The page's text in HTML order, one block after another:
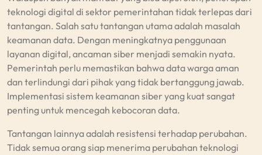
teknologi digital di sektor pemerintahan tidak terlepas dari
tantangan. Salah satu tantangan utama adalah masalah
keamanan data. Dengan meningkatnya penggunaan
layanan digital, ancaman siber menjadi semakin nyata.
Pemerintah perlu memastikan bahwa data warga aman
dan terlindungi dari pihak yang tidak bertanggung jawab.
Implementasi sistem keamanan siber yang kuat sangat
penting untuk mencegah kebocoran data.
Tantangan lainnya adalah resistensi terhadap perubahan.
Tidak semua orang siap menerima perubahan teknologi